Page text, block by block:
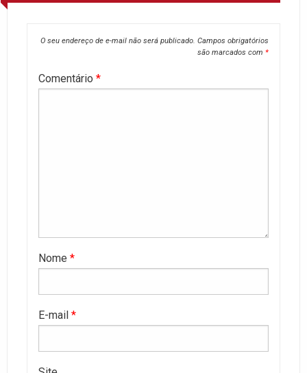
O seu endereço de e-mail não será publicado. Campos obrigatórios
são marcados com *
Comentário *
Nome *
E-mail *